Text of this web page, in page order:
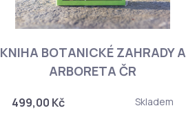
KNIHA BOTANICKÉ ZAHRADY A
ARBORETA ČR
499,00 Kč Skladem